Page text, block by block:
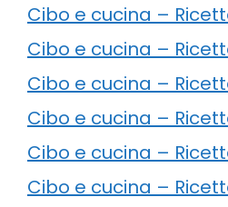
Cibo e cucina –
Cibo e cucina –
Cibo e cucina –
Cibo e cucina –
Cibo e cucina –
Cibo e cucina –